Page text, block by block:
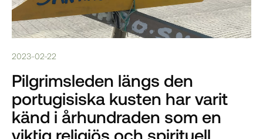
2023-02-22
Pilgrimsleden längs den
portugisiska kusten har varit
känd i århundraden som en
viktig religiös och spirituell